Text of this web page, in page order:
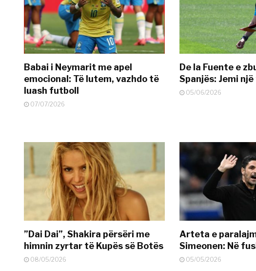
Babai i Neymarit me apel
emocional: Të lutem, vazhdo të
luash futboll
07/07/2026
De la Fuente e
Spanjës: Jemi
05/06/2026
”Dai Dai”, Shakira përsëri me
himnin zyrtar të Kupës së Botës
08/05/2026
Arteta e
Simeonen: Në
05/05/2026